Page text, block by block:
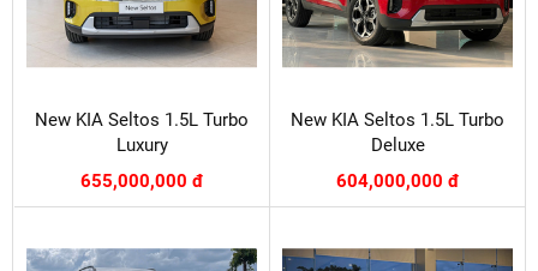
New KIA Seltos 1.5L Turbo
Luxury
655,000,000 đ
New KIA Seltos 1.5L Turbo
Deluxe
604,000,000 đ